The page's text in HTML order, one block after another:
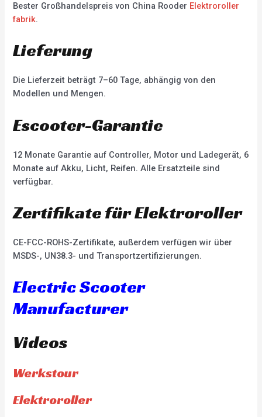
Bester Großhandelspreis von China Rooder Elektroroller
fabrik.
Lieferung
Die Lieferzeit beträgt 7–60 Tage, abhängig von den
Modellen und Mengen.
Escooter-Garantie
12 Monate Garantie auf Controller, Motor und Ladegerät, 6
Monate auf Akku, Licht, Reifen. Alle Ersatzteile sind
verfügbar.
Zertifikate für Elektroroller
CE-FCC-ROHS-Zertifikate, außerdem verfügen wir über
MSDS-, UN38.3- und Transportzertifizierungen.
Electric Scooter
Manufacturer
Videos
Werkstour
Elektroroller